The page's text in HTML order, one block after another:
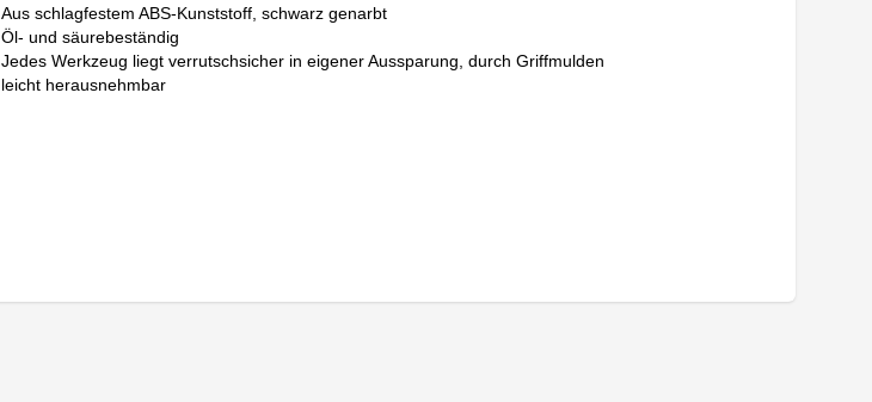
Aus schlagfestem ABS-Kunststoff, schwarz genarbt
Öl- und säurebeständig
Jedes Werkzeug liegt verrutschsicher in eigener Aussparung, durch Griffmulden
leicht herausnehmbar